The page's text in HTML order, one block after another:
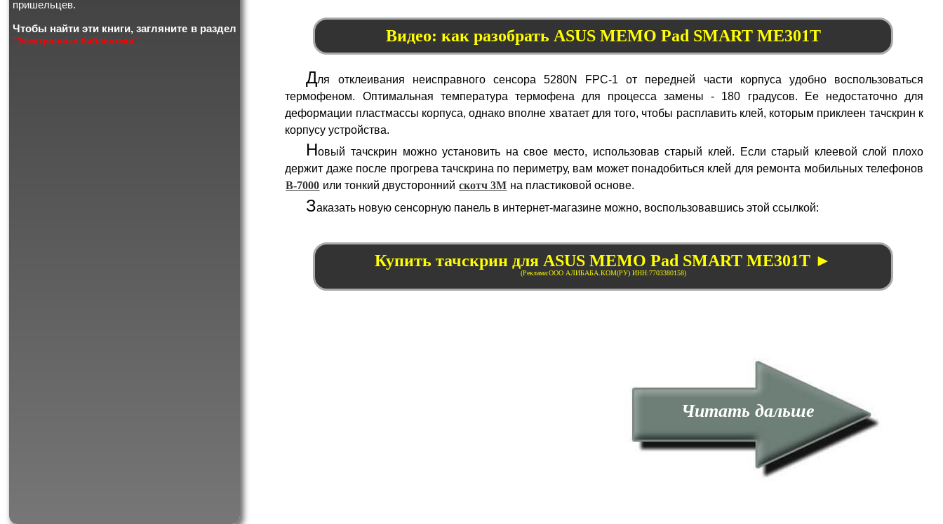
Видео: как разобрать ASUS MEMO Pad SMART ME301T
Для отклеивания неисправного сенсора 5280N FPC-1 от передней части корпуса удобно воспользоваться
термофеном. Оптимальная температура термофена для процесса замены - 180 градусов. Ее недостаточно для
деформации пластмассы корпуса, однако вполне хватает для того, чтобы расплавить клей, которым приклеен тачскрин к
корпусу устройства.
Новый тачскрин можно установить на свое место, использовав старый клей. Если старый клеевой слой плохо
держит даже после прогрева тачскрина по периметру, вам может понадобиться клей для ремонта мобильных телефонов
B-7000 или тонкий двусторонний скотч 3M на пластиковой основе.
Заказать новую сенсорную панель в интернет-магазине можно, воспользовавшись этой ссылкой:
Купить тачскрин для ASUS MEMO Pad SMART ME301T ►
Читать дальше
пришельцев.
Чтобы найти эти книги, загляните в раздел
"Электронные библиотеки".